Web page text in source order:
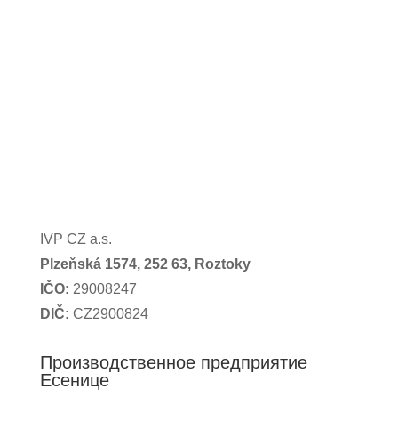
IVP CZ a.s.
Plzeňská 1574, 252 63, Roztoky
IČO: 29008247
DIČ: CZ2900824
Производственное предприятие
Есенице